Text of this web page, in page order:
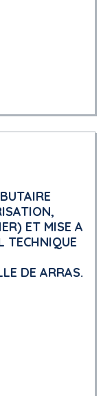
ET MISE A
TECHNIQUE
DE ARRAS.